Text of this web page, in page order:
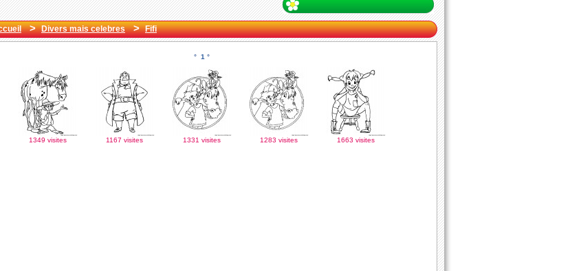
>Divers mais celebres>Fifi
° 1 °
1349 visites 1167 visites 1331 visites 1283 visites 1663 visites